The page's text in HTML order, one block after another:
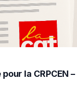
la CRPCEN –